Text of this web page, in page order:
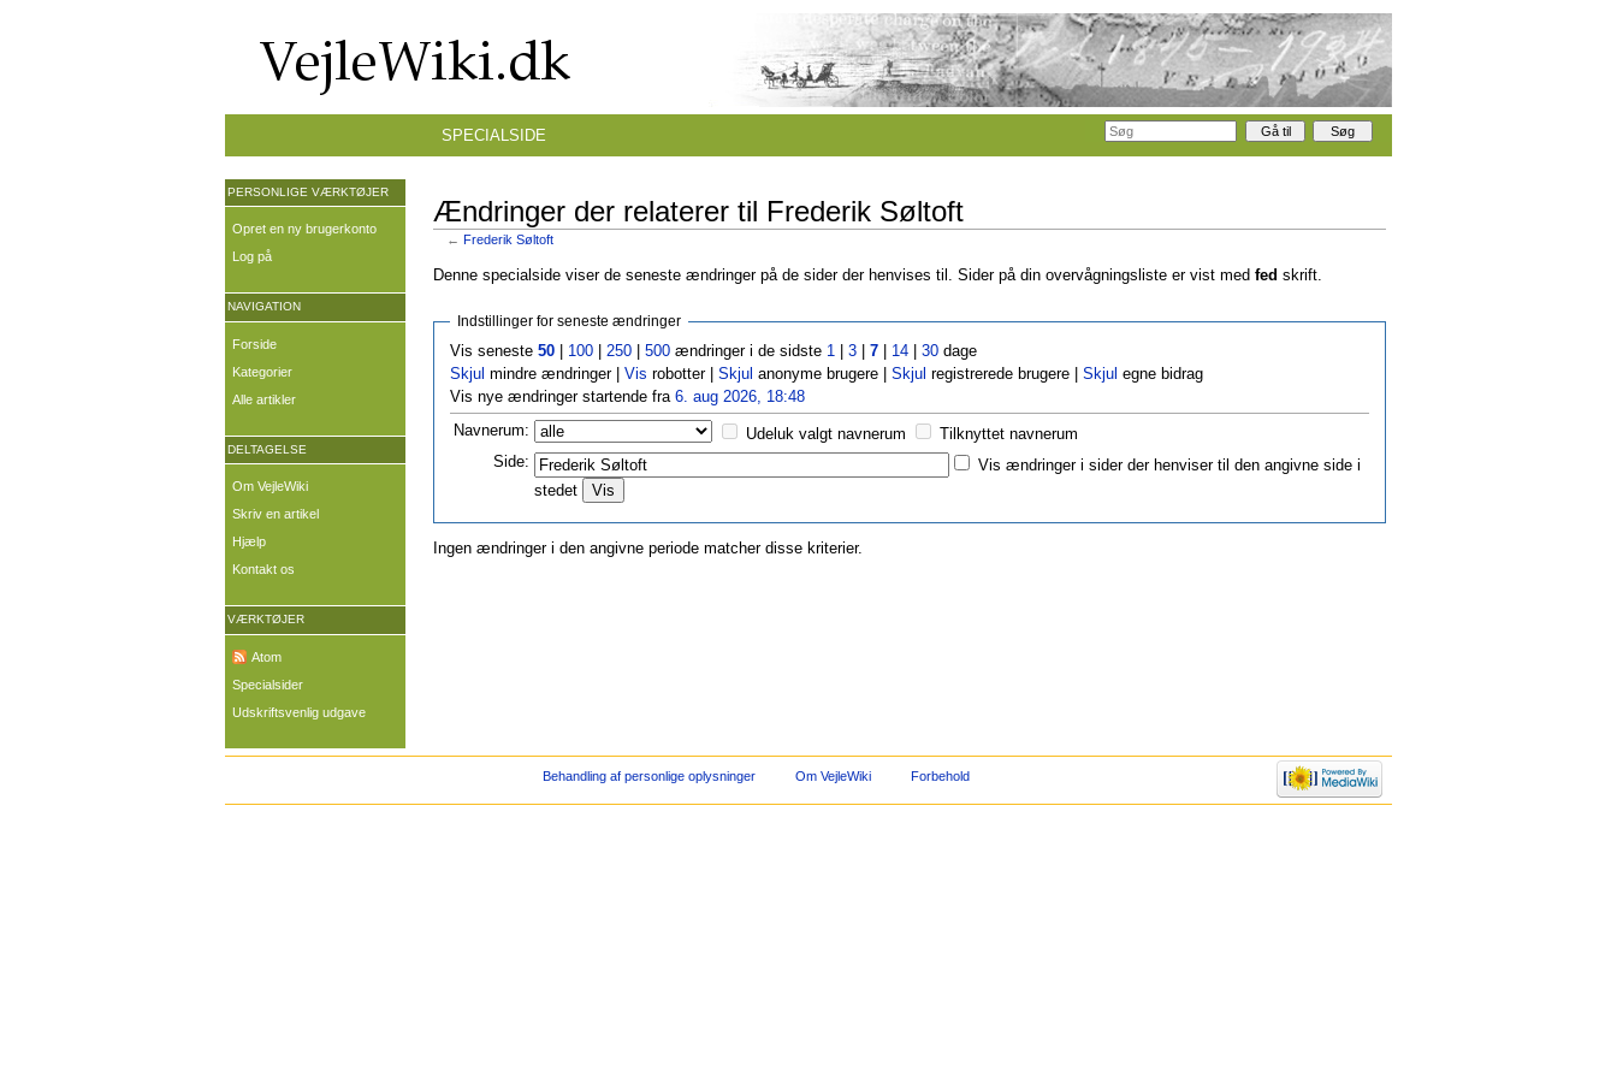
Ændringer der relaterer til Frederik Søltoft
← Frederik Søltoft
Denne specialside viser de seneste ændringer på de sider der henvises til. Sider på din overvågningsliste er vist med fed skrift.
Indstillinger for seneste ændringer
Vis seneste 50| 100| 250| 500ændringer i de sidste 1| 3| 7| 14| 30dage
Skjul mindre ændringer | Vis robotter | Skjul anonyme brugere | Skjul registrerede brugere | Skjul egne bidrag
Vis nye ændringer startende fra 6. aug 2026, 18:48
Navnerum: Udeluk valgt navnerum
Tilknyttet navnerum
Side:
Vis ændringer i sider der henviser til den angivne side i
stedet
Ingen ændringer i den angivne periode matcher disse kriterier.
SPECIALSIDE
PERSONLIGE VÆRKTØJER
Opret en ny brugerkonto
Log på
NAVIGATION
Forside
Kategorier
Alle artikler
DELTAGELSE
Om VejleWiki
Skriv en artikel
Hjælp
Kontakt os
VÆRKTØJER
Atom
Specialsider
Udskriftsvenlig udgave
Behandling af personlige oplysninger Om VejleWiki Forbehold